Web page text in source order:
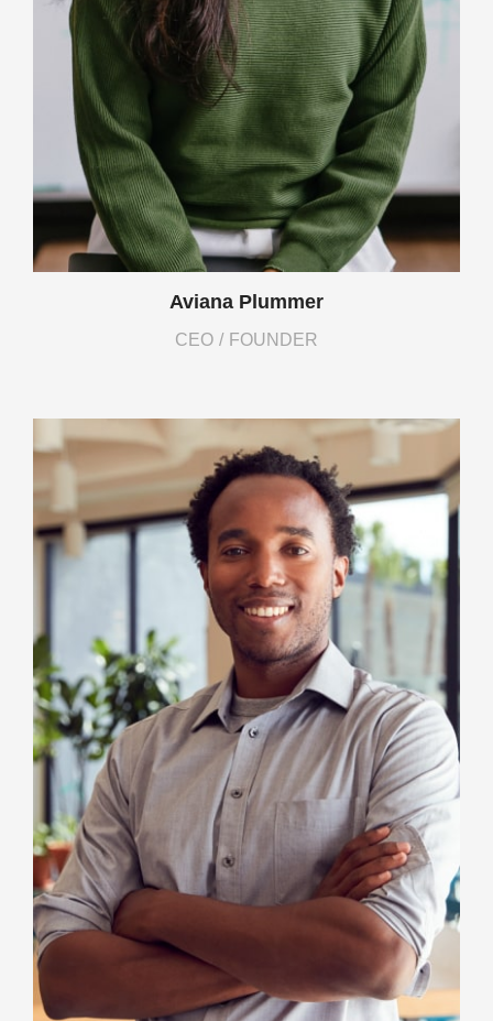
Aviana Plummer
CEO / FOUNDER